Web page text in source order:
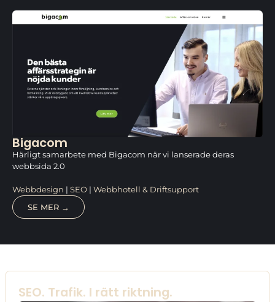
Bigacom
Härligt samarbete med Bigacom när vi lanserade deras
webbsida 2.0
Webbdesign | SEO | Webbhotell & Driftsupport
SE MER →
SEO. Trafik. I rätt riktning.